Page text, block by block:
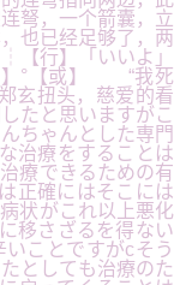
弩，一个箭囊，立
也已经足够了，两
【行】「いいよ」
】°【或】 “我死
玄扭头，慈爱的看
たと思いますがこ
ちゃんとした専門
治療をすることは
療できるための有
正確にはそこには
状がこれ以上悪化
移さざるを得ない
ことですがcそう
としても治療のた